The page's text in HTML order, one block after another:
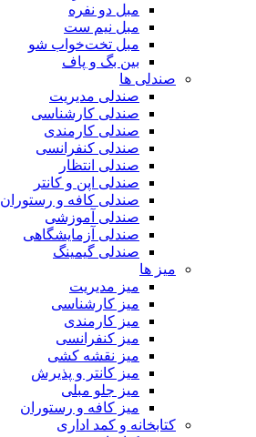
مبل دو نفره
مبل نیم ست
مبل تخت‌خواب شو
بین بگ و پاف
صندلی ها
صندلی مدیریت
صندلی کارشناسی
صندلی کارمندی
صندلی کنفرانسی
صندلی انتظار
صندلی اپن و کانتر
صندلی کافه و رستوران
صندلی آموزشی
صندلی آزمایشگاهی
صندلی گیمینگ
میز ها
میز مدیریت
میز کارشناسی
میز کارمندی
میز کنفرانسی
میز نقشه کشی
میز کانتر و پذیرش
میز جلو مبلی
میز کافه و رستوران
کتابخانه و کمد اداری